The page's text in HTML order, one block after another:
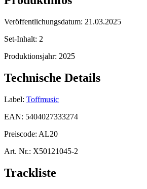
Veröffentlichungsdatum: 21.03.2025
Set-Inhalt: 2
Produktionsjahr: 2025
Technische Details
Label: Toffmusic
EAN: 5404027333274
Preiscode: AL20
Art. Nr.: X50121045-2
Trackliste